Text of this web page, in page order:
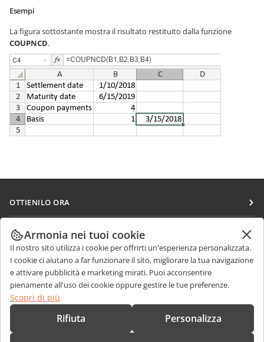
Esempi
La figura sottostante mostra il risultato restituito dalla funzione
COUPNCD.
OTTIENILO ORA
Docs
DocSpace
Workspace
Connettori
App desktop
COLLABORA
Per i contributori
Per i traduttori
Per gli influencer
Offerte di lavoro
RICEVI NOTIZIE
Blog
RICEVI AIUTO
Forum
CONTATTACI
Domande sulle vendite
sales@onlyoffice.com
Armonia nei tuoi cookie
Il nostro sito utilizza i cookie per offrirti un'esperienza personalizzata.
I cookie ci aiutano a far funzionare il sito, migliorare la tua navigazione
e attivare pubblicità e marketing mirati. Puoi acconsentire
pienamente all'uso dei cookie oppure gestire le tue preferenze.
Scopri di più
Rifiuta Personalizza